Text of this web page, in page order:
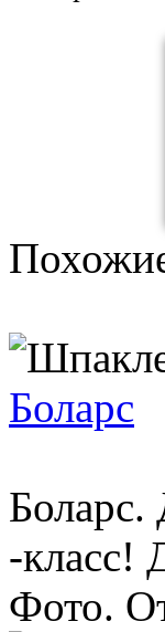
Боларс
Боларс.
-класс!
Фото.